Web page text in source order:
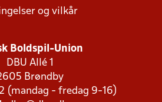
og vilkår
Boldspil-Union
DBU Allé 1
Brøndby
(mandag - fredag 9-16)